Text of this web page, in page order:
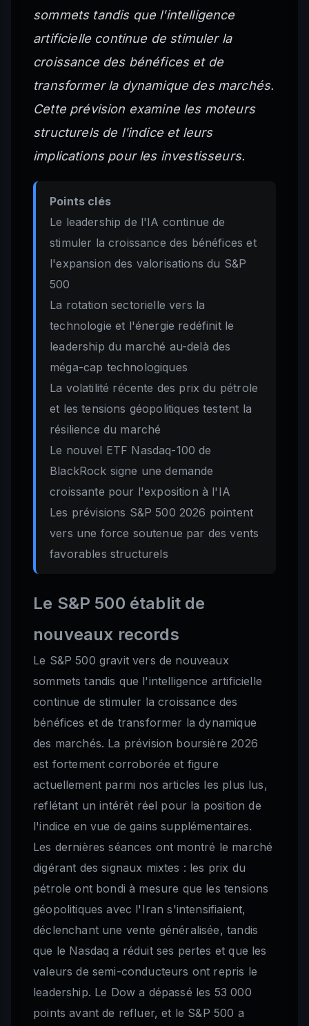
sommets tandis que l'intelligence
artificielle continue de stimuler la
croissance des bénéfices et de
transformer la dynamique des marchés.
Cette prévision examine les moteurs
structurels de l'indice et leurs
implications pour les investisseurs.
Points clés
Le leadership de l'IA continue de
stimuler la croissance des bénéfices et
l'expansion des valorisations du S&P
500
La rotation sectorielle vers la
technologie et l'énergie redéfinit le
leadership du marché au-delà des
méga-cap technologiques
La volatilité récente des prix du pétrole
et les tensions géopolitiques testent la
résilience du marché
Le nouvel ETF Nasdaq-100 de
BlackRock signe une demande
croissante pour l'exposition à l'IA
Les prévisions S&P 500 2026 pointent
vers une force soutenue par des vents
favorables structurels
Le S&P 500 établit de
nouveaux records
Le S&P 500 gravit vers de nouveaux
sommets tandis que l'intelligence artificielle
continue de stimuler la croissance des
bénéfices et de transformer la dynamique
des marchés. La prévision boursière 2026
est fortement corroborée et figure
actuellement parmi nos articles les plus lus,
reflétant un intérêt réel pour la position de
l'indice en vue de gains supplémentaires.
Les dernières séances ont montré le marché
digérant des signaux mixtes : les prix du
pétrole ont bondi à mesure que les tensions
géopolitiques avec l'Iran s'intensifiaient,
déclenchant une vente généralisée, tandis
que le Nasdaq a réduit ses pertes et que les
valeurs de semi-conducteurs ont repris le
leadership. Le Dow a dépassé les 53 000
points avant de refluer, et le S&P 500 a